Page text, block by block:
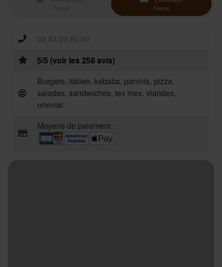
Fermé
02.43.23.80.00
5/5 (voir les 258 avis)
Burgers, italien, kebabs, paninis, pizza,
salades, sandwiches, tex mex, viandes,
oriental
Moyens de paiement :